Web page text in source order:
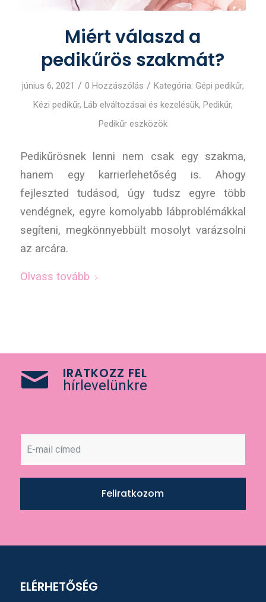
Miért válaszd a
pedikűrös szakmát?
június 6, 2021 / 0 Hozzászólás / Kategória: Gépi pedikűr,
Kézi pedikűr, Láb elváltozásai és kezelésük, Pedikűr,
Pedikűr eszközök
Pedikűrösnek lenni nem csak egy szakma,
hanem egy karrierlehetőség is. Ahogy
fejleszted tudásod, úgy tudsz egyre több
vendégnek, egyre komolyabb lábproblémákkal
segíteni, megkönnyebbült mosolyt varázsolni
az arcára.
Olvass tovább
IRATKOZZ FEL
hírlevelünkre
Feliratkozom
ELÉRHETŐSÉG